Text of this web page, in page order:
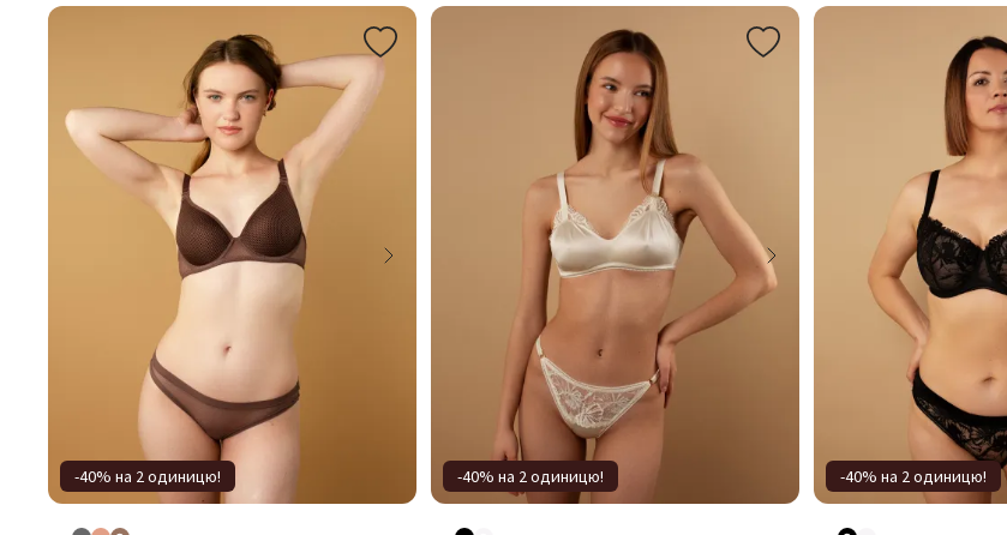
-40% на 2 одиницю! -40% на 2 одиницю! -40% на 2 одиницю!